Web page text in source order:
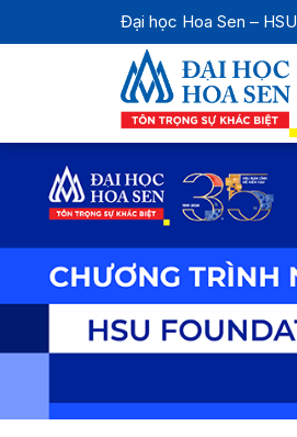
Đại học Hoa Sen – HSU